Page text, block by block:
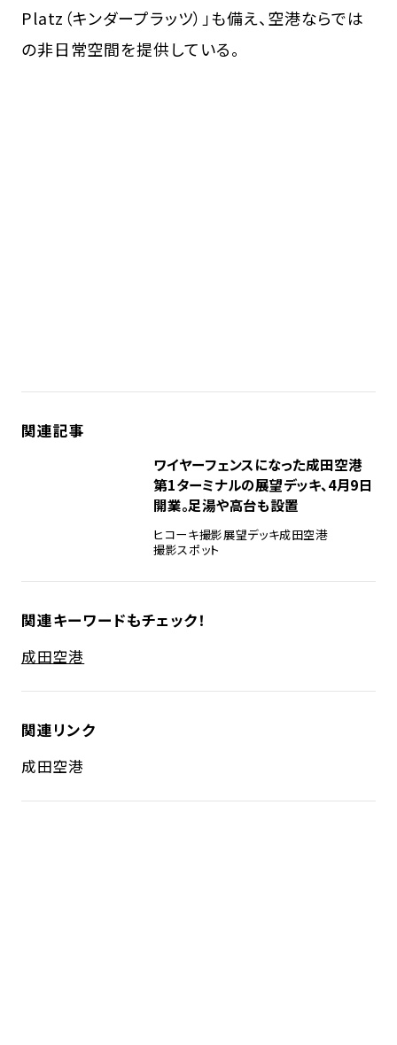
Platz（キンダープラッツ）」も備え、空港ならでは
の非日常空間を提供している。
関連記事
ワイヤーフェンスになった成田空港
第1ターミナルの展望デッキ、4月9日
開業。足湯や高台も設置
ヒコーキ撮影展望デッキ成田空港
撮影スポット
関連キーワードもチェック！
成田空港
関連リンク
成田空港